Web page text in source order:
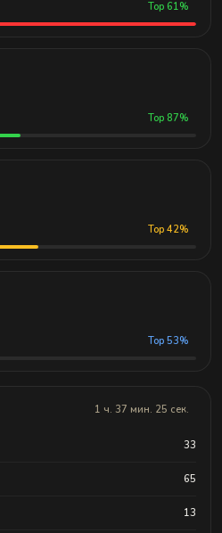
Top 61%
Top 87%
Top 42%
Top 53%
1 ч. 37 мин. 25 сек.
33
65
13